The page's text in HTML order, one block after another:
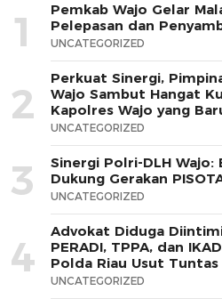
1
Pemkab Wajo Gelar
Pelepasan dan
UNCATEGORIZED
2
Perkuat Sinergi,
Wajo Sambut Hangat
Kapolres Wajo yang
UNCATEGORIZED
3
Sinergi Polri-DLH
Dukung Gerakan
UNCATEGORIZED
4
Advokat Diduga
PERADI, TPPA, dan
Polda Riau Usut
UNCATEGORIZED